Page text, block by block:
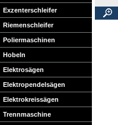
Exzenterschleifer
Riemenschleifer
Poliermaschinen
Hobeln
Elektrosägen
Elektropendelsägen
Elektrokreissägen
Trennmaschine